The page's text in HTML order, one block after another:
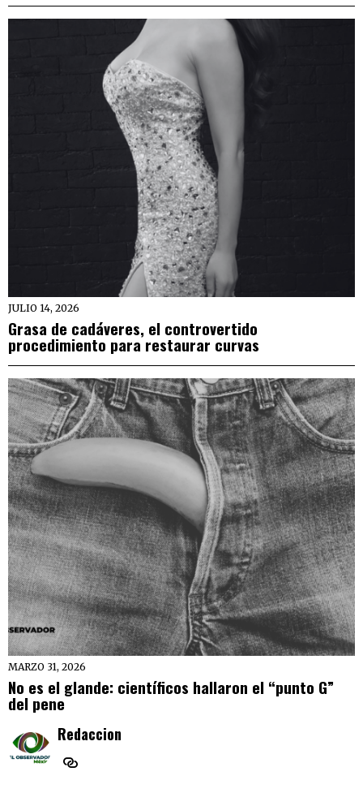
JULIO 14, 2026
Grasa de cadáveres, el controvertido
procedimiento para restaurar curvas
MARZO 31, 2026
No es el glande: científicos hallaron el “punto G”
del pene
Redaccion